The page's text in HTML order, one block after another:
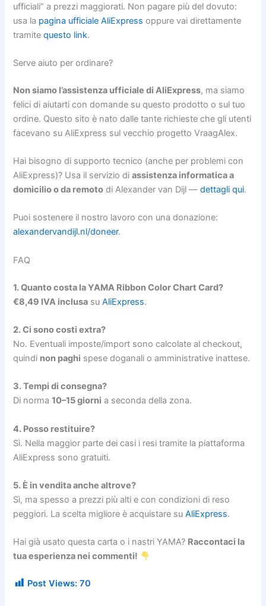
ufficiali” a prezzi maggiorati. Non pagare più del dovuto:
usa la pagina ufficiale AliExpress oppure vai direttamente
tramitequesto link.
Serve aiuto per ordinare?
Non siamo l’assistenza ufficiale di AliExpress, ma siamo
felici di aiutarti con domande su questo prodotto o sul tuo
ordine. Questo sito è nato dalle tante richieste che gli utenti
facevano su AliExpress sul vecchio progetto VraagAlex.
Hai bisogno di supporto tecnico (anche per problemi con
AliExpress)? Usa il servizio diassistenza informatica a
domicilio o da remoto di Alexander van Dijl —dettagli qui.
Puoi sostenere il nostro lavoro con una donazione:
alexandervandijl.nl/doneer.
FAQ
1. Quanto costa la YAMA Ribbon Color Chart Card?
€8,49 IVA inclusa suAliExpress.
2. Ci sono costi extra?
No. Eventuali imposte/import sono calcolate al checkout,
quindi non paghi spese doganali o amministrative inattese.
3. Tempi di consegna?
Di norma10–15 giorni a seconda della zona.
4. Posso restituire?
Sì. Nella maggior parte dei casi i resi tramite la piattaforma
AliExpress sono gratuiti.
5. È in vendita anche altrove?
Sì, ma spesso a prezzi più alti e con condizioni di reso
peggiori. La scelta migliore è acquistare suAliExpress.
Hai già usato questa carta o i nastri YAMA? Raccontaci la
tua esperienza nei commenti!
Post Views: 70